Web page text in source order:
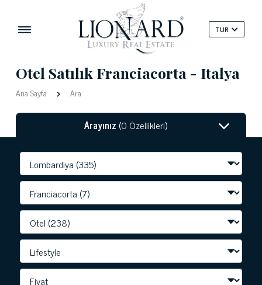
TUR
Otel Satılık Franciacorta - Italya
Ana Sayfa Ara
Arayınız (0 Özellikleri)